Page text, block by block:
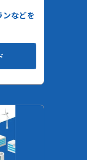
ンなどを